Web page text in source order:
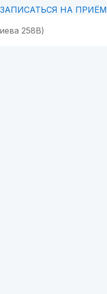
ЗАПИСАТЬСЯ НА ПРИЁМ
258В)